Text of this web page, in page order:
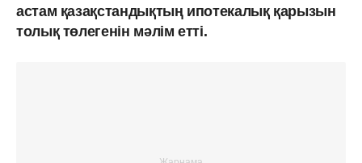
астам қазақстандықтың ипотекалық қарызын
толық төлегенін мәлім етті.